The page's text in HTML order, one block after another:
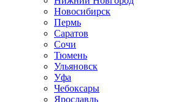
Новосибирск
Пермь
Саратов
Сочи
Тюмень
Ульяновск
Уфа
Чебоксары
Ярославль